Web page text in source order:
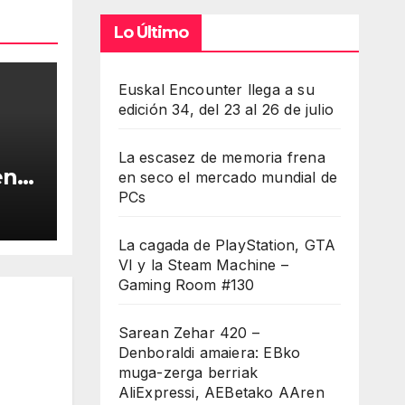
Lo Último
Euskal Encounter llega a su
edición 34, del 23 al 26 de julio
La escasez de memoria frena
en seco el mercado mundial de
PCs
La cagada de PlayStation, GTA
VI y la Steam Machine –
Gaming Room #130
Sarean Zehar 420 –
Denboraldi amaiera: EBko
muga-zerga berriak
AliExpressi, AEBetako AAren